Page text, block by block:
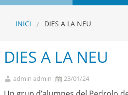
INICI DIES A LA NEU
DIES A LA NEU
admin admin 23/01/24